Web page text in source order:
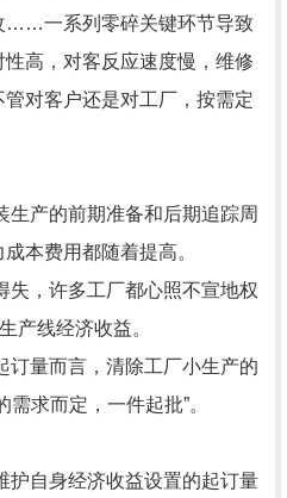
……一系列零碎关键环节导致
高，对客反应速度慢，维修
对客户还是对工厂，按需定
产的前期准备和后期追踪周
本费用都随着提高。
，许多工厂都心照不宣地权
产线经济收益。
量而言，清除工厂小生产的
求而定，一件起批”。
自身经济收益设置的起订量